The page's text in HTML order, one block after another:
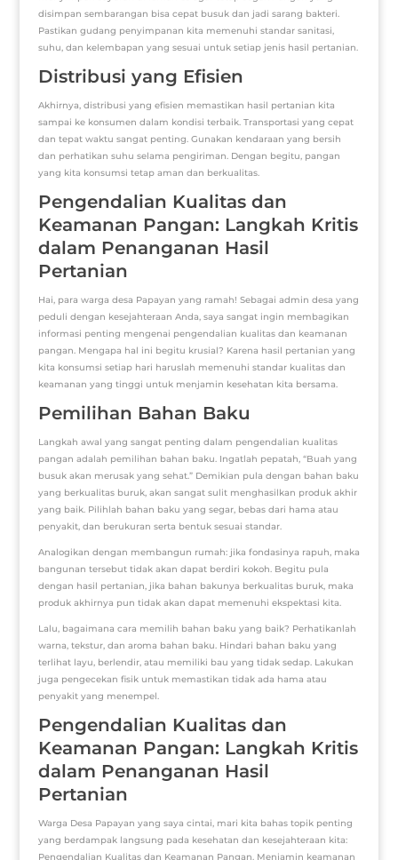
disimpan sembarangan bisa cepat busuk dan jadi sarang bakteri.
Pastikan gudang penyimpanan kita memenuhi standar sanitasi,
suhu, dan kelembapan yang sesuai untuk setiap jenis hasil pertanian.
Distribusi yang Efisien
Akhirnya, distribusi yang efisien memastikan hasil pertanian kita
sampai ke konsumen dalam kondisi terbaik. Transportasi yang cepat
dan tepat waktu sangat penting. Gunakan kendaraan yang bersih
dan perhatikan suhu selama pengiriman. Dengan begitu, pangan
yang kita konsumsi tetap aman dan berkualitas.
Pengendalian Kualitas dan
Keamanan Pangan: Langkah Kritis
dalam Penanganan Hasil
Pertanian
Hai, para warga desa Papayan yang ramah! Sebagai admin desa yang
peduli dengan kesejahteraan Anda, saya sangat ingin membagikan
informasi penting mengenai pengendalian kualitas dan keamanan
pangan. Mengapa hal ini begitu krusial? Karena hasil pertanian yang
kita konsumsi setiap hari haruslah memenuhi standar kualitas dan
keamanan yang tinggi untuk menjamin kesehatan kita bersama.
Pemilihan Bahan Baku
Langkah awal yang sangat penting dalam pengendalian kualitas
pangan adalah pemilihan bahan baku. Ingatlah pepatah, “Buah yang
busuk akan merusak yang sehat.” Demikian pula dengan bahan baku
yang berkualitas buruk, akan sangat sulit menghasilkan produk akhir
yang baik. Pilihlah bahan baku yang segar, bebas dari hama atau
penyakit, dan berukuran serta bentuk sesuai standar.
Analogikan dengan membangun rumah: jika fondasinya rapuh, maka
bangunan tersebut tidak akan dapat berdiri kokoh. Begitu pula
dengan hasil pertanian, jika bahan bakunya berkualitas buruk, maka
produk akhirnya pun tidak akan dapat memenuhi ekspektasi kita.
Lalu, bagaimana cara memilih bahan baku yang baik? Perhatikanlah
warna, tekstur, dan aroma bahan baku. Hindari bahan baku yang
terlihat layu, berlendir, atau memiliki bau yang tidak sedap. Lakukan
juga pengecekan fisik untuk memastikan tidak ada hama atau
penyakit yang menempel.
Pengendalian Kualitas dan
Keamanan Pangan: Langkah Kritis
dalam Penanganan Hasil
Pertanian
Warga Desa Papayan yang saya cintai, mari kita bahas topik penting
yang berdampak langsung pada kesehatan dan kesejahteraan kita:
Pengendalian Kualitas dan Keamanan Pangan. Menjamin keamanan